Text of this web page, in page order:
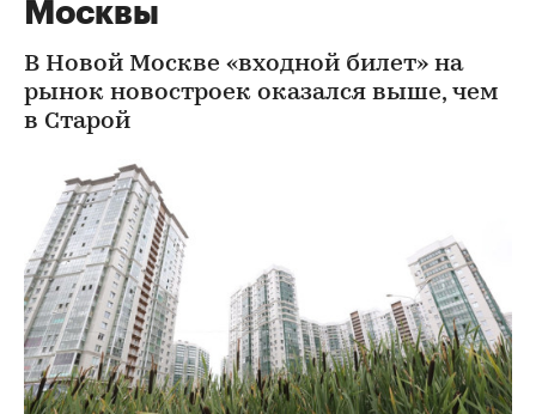
Москвы
В Новой Москве «входной билет» на
рынок новостроек оказался выше, чем
в Старой